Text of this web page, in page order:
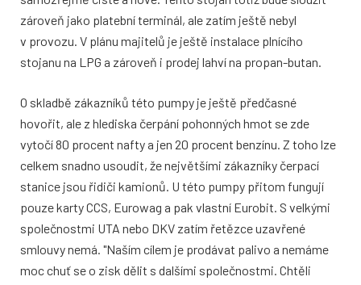
zároveň jako platební terminál, ale zatím ještě nebyl
v provozu. V plánu majitelů je ještě instalace plnícího
stojanu na LPG a zároveň i prodej lahví na propan-butan.
O skladbě zákazníků této pumpy je ještě předčasné
hovořit, ale z hlediska čerpání pohonných hmot se zde
vytočí 80 procent nafty a jen 20 procent benzínu. Z toho lze
celkem snadno usoudit, že největšími zákazníky čerpací
stanice jsou řidiči kamionů. U této pumpy přitom fungují
pouze karty CCS, Eurowag a pak vlastní Eurobit. S velkými
společnostmi UTA nebo DKV zatím řetězce uzavřené
smlouvy nemá. "Naším cílem je prodávat palivo a nemáme
moc chuť se o zisk dělit s dalšími společnostmi. Chtěli